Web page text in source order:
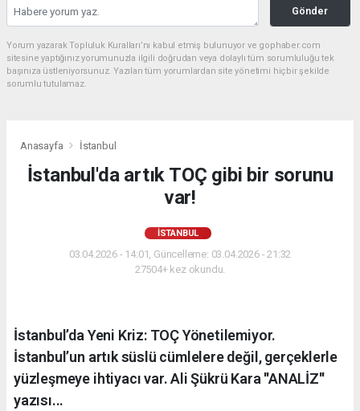
Gönder
Yorum yazarak Topluluk Kuralları’nı kabul etmiş bulunuyor ve gophaber.com
sitesine yaptığınız yorumunuzla ilgili doğrudan veya dolaylı tüm sorumluluğu tek
başınıza üstleniyorsunuz. Yazılan tüm yorumlardan site yönetimi hiçbir şekilde
sorumlu tutulamaz.
Anasayfa İstanbul
İstanbul'da artık TOÇ gibi bir sorunu
var!
İSTANBUL
03.04.2026 - 14:01, Güncelleme: 03.04.2026 - 21:32
27504+ kez okundu.
İstanbul’da Yeni Kriz: TOÇ Yönetilemiyor.
İstanbul’un artık süslü cümlelere değil, gerçeklerle
yüzleşmeye ihtiyacı var. Ali Şükrü Kara ''ANALİZ''
yazısı...